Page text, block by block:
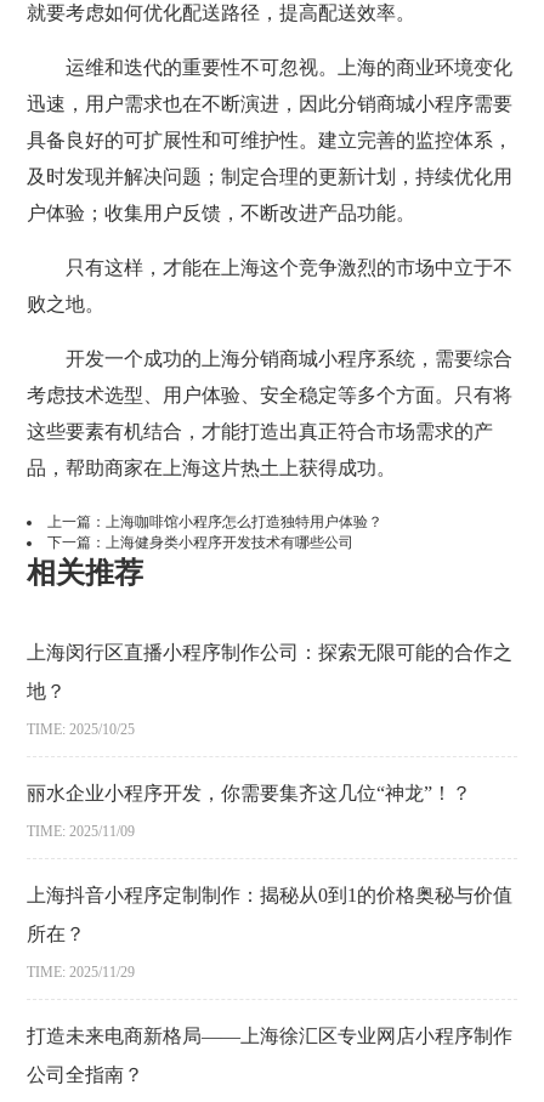
就要考虑如何优化配送路径，提高配送效率。
运维和迭代的重要性不可忽视。上海的商业环境变化
迅速，用户需求也在不断演进，因此分销商城小程序需要
具备良好的可扩展性和可维护性。建立完善的监控体系，
及时发现并解决问题；制定合理的更新计划，持续优化用
户体验；收集用户反馈，不断改进产品功能。
只有这样，才能在上海这个竞争激烈的市场中立于不
败之地。
开发一个成功的上海分销商城小程序系统，需要综合
考虑技术选型、用户体验、安全稳定等多个方面。只有将
这些要素有机结合，才能打造出真正符合市场需求的产
品，帮助商家在上海这片热土上获得成功。
上一篇：
上海咖啡馆小程序怎么打造独特用户体验？
下一篇：
上海健身类小程序开发技术有哪些公司
相关推荐
上海闵行区直播小程序制作公司：探索无限可能的合作之
地？
TIME: 2025/10/25
丽水企业小程序开发，你需要集齐这几位“神龙”！？
TIME: 2025/11/09
上海抖音小程序定制制作：揭秘从0到1的价格奥秘与价值
所在？
TIME: 2025/11/29
打造未来电商新格局——上海徐汇区专业网店小程序制作
公司全指南？